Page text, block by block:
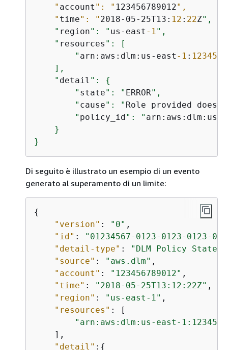
    "
account ": " 123456789012",
    "
time": " 2018-05-25T13: 12 : 22Z",
    "
region": " us-east -1",
    "
resources ": [
        "
arn:aws:dlm:us-east -1 :
    ],
    "
detail ": {
        "
state": " ERROR",
        "
cause": " Role provided does
        "
policy_id": " arn:aws:dlm:us-
    }
}
Di seguito è illustrato un esempio di un evento
generato al superamento di un limite:
{
"version" : "0" ,
"id" :
"01234567-0123-0123-0123-
"detail-type" :
"DLM Policy State
"source" : "aws.dlm" ,
"account" : "123456789012" ,
"time" : "2018-05-25T13:12:22Z" ,
"region" : "us-east-1" ,
"resources" : [
"arn:aws:dlm:us-east-
    ],
"detail" : {